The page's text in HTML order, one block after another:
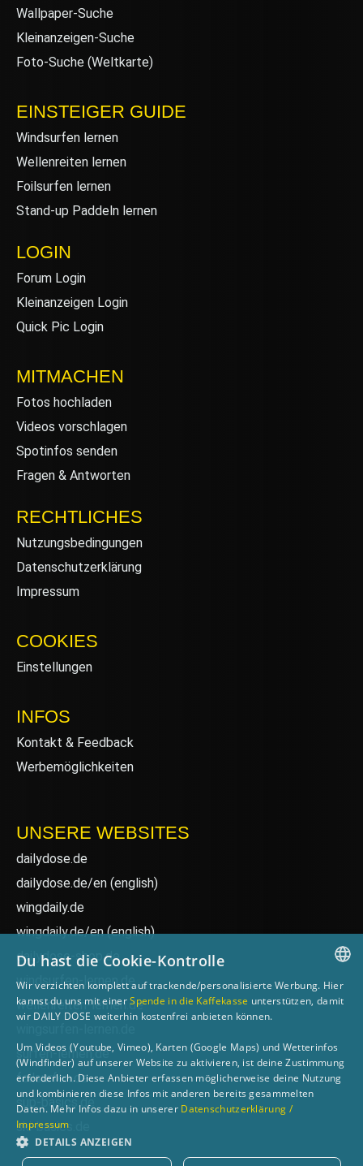
Wallpaper-Suche
Kleinanzeigen-Suche
Foto-Suche (Weltkarte)
EINSTEIGER GUIDE
Windsurfen lernen
Wellenreiten lernen
Foilsurfen lernen
Stand-up Paddeln lernen
LOGIN
Forum Login
Kleinanzeigen Login
Quick Pic Login
MITMACHEN
Fotos hochladen
Videos vorschlagen
Spotinfos senden
Fragen & Antworten
RECHTLICHES
Nutzungsbedingungen
Datenschutzerklärung
Impressum
COOKIES
Einstellungen
INFOS
Kontakt & Feedback
Werbemöglichkeiten
UNSERE WEBSITES
dailydose.de
dailydose.de/en (english)
wingdaily.de
wingdaily.de/en(english)
dailydose-shop.de
windsurfen-lernen.de
wellenreiten-lernen.de
surfen-lernen.de
foilsurfen.de
sup-basics.de
ski-basics.de
GERMAN
Du hast die Cookie-Kontrolle
Wir verzichten komplett auf trackende/personalisierte Werbung. Hier
kannst du uns mit einerSpende in die Kaffekasse unterstützen, damit
wir DAILY DOSE weiterhin kostenfrei anbieten können.
Um Videos (Youtube, Vimeo), Karten (Google Maps) und Wetterinfos
(Windfinder) auf unserer Website zu aktivieren, ist deine Zustimmung
erforderlich. Diese Anbieter erfassen möglicherweise deine Nutzung
und kombinieren diese Infos mit anderen bereits gesammelten
Daten. Mehr Infos dazu in unserer Datenschutzerklärung /
Impressum
DETAILS ANZEIGEN